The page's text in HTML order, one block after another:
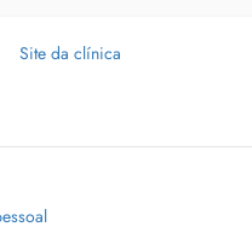
Site da clínica